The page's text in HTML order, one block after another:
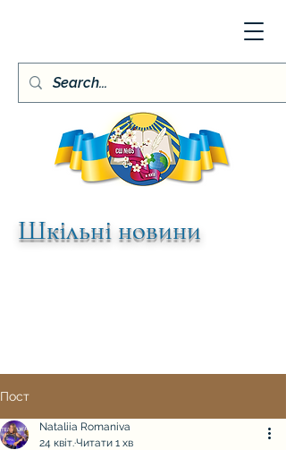
Шкільні новини
Пост
Nataliia Romaniva
24 квіт.Читати 1 хв